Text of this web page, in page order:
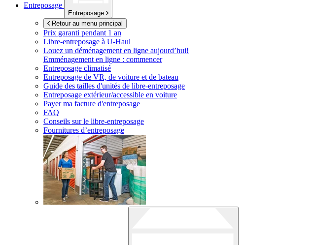
Entreposage
Entreposage
Retour au menu principal
Prix garanti pendant 1 an
Libre-entreposage à U-Haul
Louez un déménagement en ligne aujourd’hui!
Emménagement en ligne : commencer
Entreposage climatisé
Entreposage de VR, de voiture et de bateau
Guide des tailles d'unités de libre-entreposage
Entreposage extérieur/accessible en voiture
Payer ma facture d'entreposage
FAQ
Conseils sur le libre-entreposage
Fournitures d’entreposage